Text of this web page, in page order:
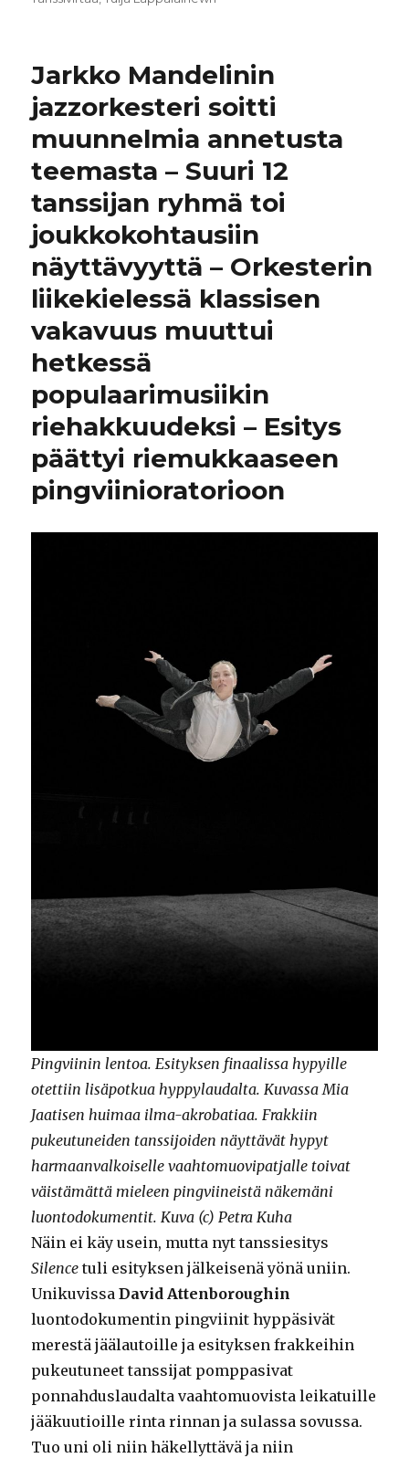
Jarkko Mandelinin
jazzorkesteri soitti
muunnelmia annetusta
teemasta – Suuri 12
tanssijan ryhmä toi
joukkokohtausiin
näyttävyyttä – Orkesterin
liikekielessä klassisen
vakavuus muuttui
hetkessä
populaarimusiikin
riehakkuudeksi – Esitys
päättyi riemukkaaseen
pingviinioratorioon
Pingviinin lentoa. Esityksen finaalissa hypyille
otettiin lisäpotkua hyppylaudalta. Kuvassa Mia
Jaatisen huimaa ilma-akrobatiaa. Frakkiin
pukeutuneiden tanssijoiden näyttävät hypyt
harmaanvalkoiselle vaahtomuovipatjalle toivat
väistämättä mieleen pingviineistä näkemäni
luontodokumentit. Kuva (c) Petra Kuha
Näin ei käy usein, mutta nyt tanssiesitys
Silence tuli esityksen jälkeisenä yönä uniin.
UnikuvissaDavid Attenboroughin
luontodokumentin pingviinit hyppäsivät
merestä jäälautoille ja esityksen frakkeihin
pukeutuneet tanssijat pomppasivat
ponnahduslaudalta vaahtomuovista leikatuille
jääkuutioille rinta rinnan ja sulassa sovussa.
Tuo uni oli niin häkellyttävä ja niin